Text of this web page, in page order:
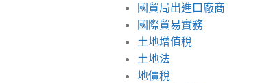
國貿局出進口廠商
國際貿易實務
土地增值稅
土地法
地價稅